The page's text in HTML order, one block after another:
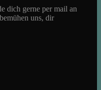
dich gerne per mail an
uns, dir